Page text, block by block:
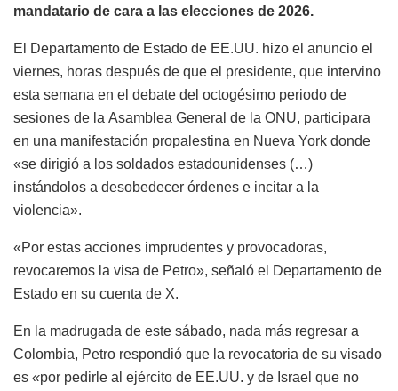
mandatario de cara a las elecciones de 2026.
El Departamento de Estado de EE.UU. hizo el anuncio el
viernes, horas después de que el presidente, que intervino
esta semana en el debate del octogésimo periodo de
sesiones de la Asamblea General de la ONU, participara
en una manifestación propalestina en Nueva York donde
«se dirigió a los soldados estadounidenses (…)
instándolos a desobedecer órdenes e incitar a la
violencia».
«Por estas acciones imprudentes y provocadoras,
revocaremos la visa de Petro», señaló el Departamento de
Estado en su cuenta de X.
En la madrugada de este sábado, nada más regresar a
Colombia, Petro respondió que la revocatoria de su visado
es «por pedirle al ejército de EE.UU. y de Israel que no